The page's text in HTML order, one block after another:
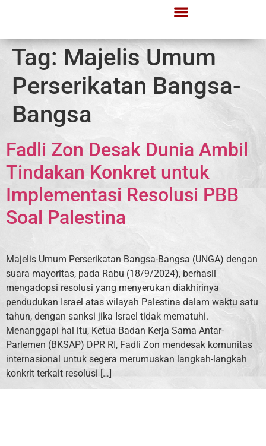
Tag: Majelis Umum
Perserikatan Bangsa-
Bangsa
Fadli Zon Desak Dunia Ambil
Tindakan Konkret untuk
Implementasi Resolusi PBB
Soal Palestina
Majelis Umum Perserikatan Bangsa-Bangsa (UNGA) dengan
suara mayoritas, pada Rabu (18/9/2024), berhasil
mengadopsi resolusi yang menyerukan diakhirinya
pendudukan Israel atas wilayah Palestina dalam waktu satu
tahun, dengan sanksi jika Israel tidak mematuhi.
Menanggapi hal itu, Ketua Badan Kerja Sama Antar-
Parlemen (BKSAP) DPR RI, Fadli Zon mendesak komunitas
internasional untuk segera merumuskan langkah-langkah
konkrit terkait resolusi […]